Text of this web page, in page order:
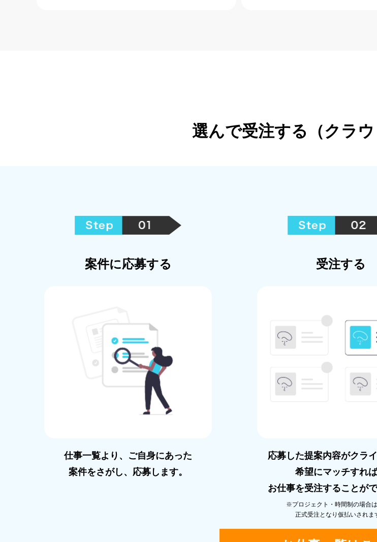
選んで受注する（クラウ
案件に応募する
仕事⼀覧より、ご⾃⾝にあった
案件をさがし、応募します。
受注する
応募した提案内容がクラ
希望にマッチすれば
お仕事を受注することがで
※プロジェクト・時間制の場合
正式受注となり仮払いされま